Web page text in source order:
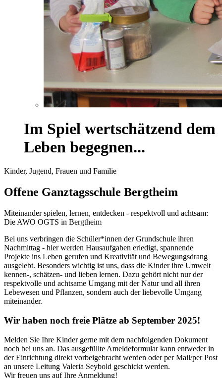
Im Spiel wertschätzend dem
Leben begegnen...
Kinder, Jugend, Frauen und Familie
Offene Ganztagsschule Bergtheim
Miteinander spielen, lernen, entdecken - respektvoll und achtsam:
Die AWO OGTS in Bergtheim
Bei uns verbringen die Schüler*innen der Grundschule ihren
Nachmittag - hier werden Hausaufgaben erledigt, spannende
Projekte ins Leben gerufen und Kreativität und Bewegungsdrang
ausgelebt. Besonders wichtig ist uns, dass die Kinder ihre Umwelt
kennen-, schätzen- und lieben lernen. Dazu gehört nicht nur der
respektvolle und achtsame Umgang mit der Natur und all ihren
Lebewesen und Pflanzen, sondern auch der liebevolle Umgang
miteinander.
Wir haben noch freie Plätze ab September 2025!
Melden Sie Ihre Kinder gerne mit dem nachfolgenden Dokument
noch bei uns an. Das ausgefüllte Ameldeformular kann entweder in
der Einrichtung direkt vorbeigebracht werden oder per Mail/per Post
an unsere Leitung Valeria Seybold geschickt werden.
Wir freuen uns auf Ihre Anmeldung!